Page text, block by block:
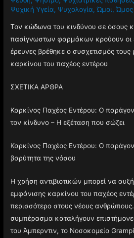
Ψυχική Υγεία, Ψυχολογία,Ώμοι,Ώμος
Τον κώδωνα του κινδύνου σε όσους
πασίγνωστων φαρμάκων κρούουν οι
έρευνες βρέθηκε ο συσχετισμός τους
καρκίνου του παχέος εντέρου
ΣΧΕΤΙΚΑ ΑΡΘΡΑ
Καρκίνος Παχέος Εντέρου: Ο
τον κίνδυνο – Η εξέταση που σώζει
Καρκίνος Παχέος Εντέρου: Ο
βαρύτητα της νόσου
Η χρήση αντιβιοτικών μπορεί να
εμφάνισης καρκίνου του παχέος
περισσότερο στους νέους
συμπέρασμα καταλήγουν
του Άμπερντιν, το Νοσοκομείο